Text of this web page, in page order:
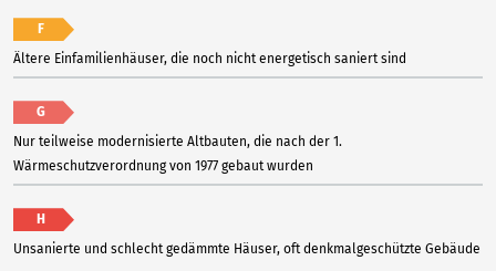
F
Ältere Einfamilienhäuser, die noch nicht energetisch saniert sind
G
Nur teilweise modernisierte Altbauten, die nach der 1.
Wärmeschutzverordnung von 1977 gebaut wurden
H
Unsanierte und schlecht gedämmte Häuser, oft denkmalgeschützte Gebäude